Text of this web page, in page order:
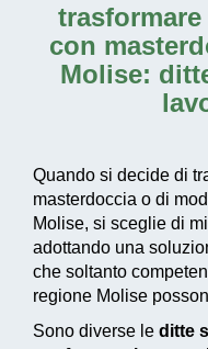
con
Molise:
Quando si decide di
masterdoccia o di
Molise, si sceglie di
adottando una
che soltanto
regione Molise
Sono diverse le ditte